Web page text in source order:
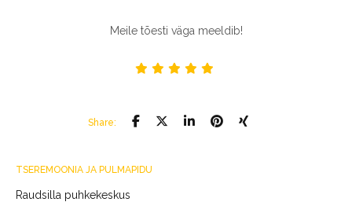
Meile tõesti väga meeldib!
Share:
TSEREMOONIA JA PULMAPIDU
Raudsilla puhkekeskus